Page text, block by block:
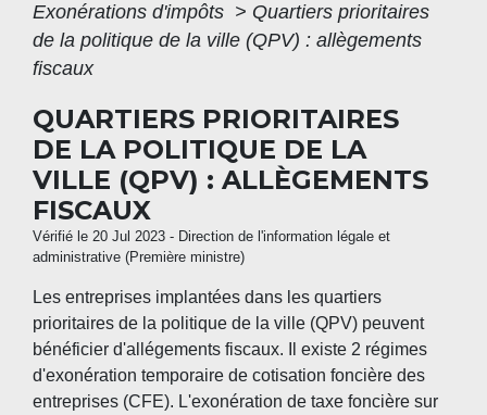
Exonérations d'impôts > Quartiers prioritaires
de la politique de la ville (QPV) : allègements
fiscaux
QUARTIERS PRIORITAIRES
DE LA POLITIQUE DE LA
VILLE (QPV) : ALLÈGEMENTS
FISCAUX
Vérifié le 20 Jul 2023 - Direction de l'information légale et
administrative (Première ministre)
Les entreprises implantées dans les quartiers
prioritaires de la politique de la ville (QPV) peuvent
bénéficier d'allégements fiscaux. Il existe 2 régimes
d'exonération temporaire de cotisation foncière des
entreprises (CFE). L'exonération de taxe foncière sur